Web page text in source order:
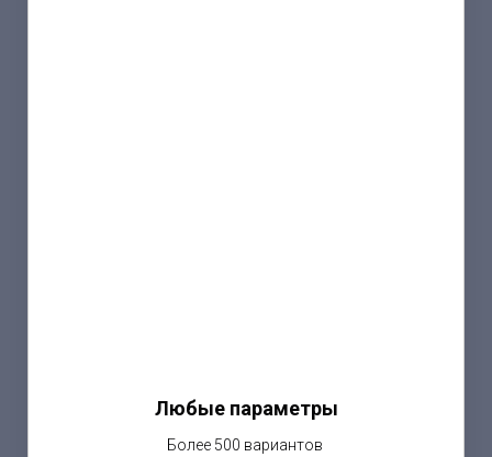
Любые параметры
Более 500 вариантов